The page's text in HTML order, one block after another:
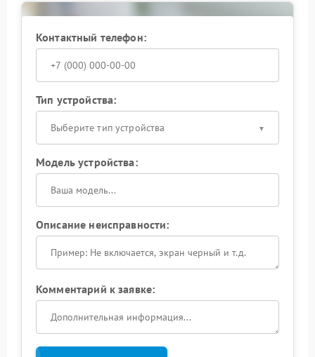
Контактный телефон:
Тип устройства:
Выберите тип устройства
Модель устройства:
Описание неисправности:
Комментарий к заявке: